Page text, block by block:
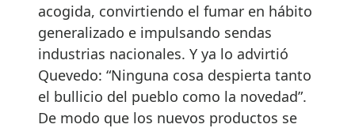
acogida, convirtiendo el fumar en hábito
generalizado e impulsando sendas
industrias nacionales. Y ya lo advirtió
Quevedo: “Ninguna cosa despierta tanto
el bullicio del pueblo como la novedad”.
De modo que los nuevos productos se